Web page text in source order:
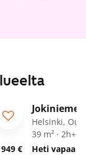
949 €
Helsinki,
39 m² · 2h+kt
Heti vapaa